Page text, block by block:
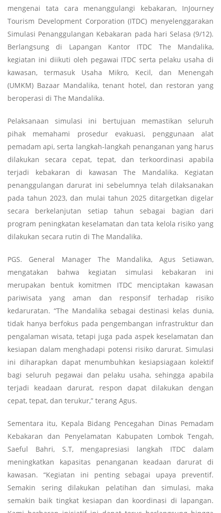
mengenai tata cara menanggulangi kebakaran, InJourney
Tourism Development Corporation (ITDC) menyelenggarakan
Simulasi Penanggulangan Kebakaran pada hari Selasa (9/12).
Berlangsung di Lapangan Kantor ITDC The Mandalika,
kegiatan ini diikuti oleh pegawai ITDC serta pelaku usaha di
kawasan, termasuk Usaha Mikro, Kecil, dan Menengah
(UMKM) Bazaar Mandalika, tenant hotel, dan restoran yang
beroperasi di The Mandalika.
Pelaksanaan simulasi ini bertujuan memastikan seluruh
pihak memahami prosedur evakuasi, penggunaan alat
pemadam api, serta langkah-langkah penanganan yang harus
dilakukan secara cepat, tepat, dan terkoordinasi apabila
terjadi kebakaran di kawasan The Mandalika. Kegiatan
penanggulangan darurat ini sebelumnya telah dilaksanakan
pada tahun 2023, dan mulai tahun 2025 ditargetkan digelar
secara berkelanjutan setiap tahun sebagai bagian dari
program peningkatan keselamatan dan tata kelola risiko yang
dilakukan secara rutin di The Mandalika.
PGS. General Manager The Mandalika, Agus Setiawan,
mengatakan bahwa kegiatan simulasi kebakaran ini
merupakan bentuk komitmen ITDC menciptakan kawasan
pariwisata yang aman dan responsif terhadap risiko
kedaruratan. “The Mandalika sebagai destinasi kelas dunia,
tidak hanya berfokus pada pengembangan infrastruktur dan
pengalaman wisata, tetapi juga pada aspek keselamatan dan
kesiapan dalam menghadapi potensi risiko darurat. Simulasi
ini diharapkan dapat menumbuhkan kesiapsiagaan kolektif
bagi seluruh pegawai dan pelaku usaha, sehingga apabila
terjadi keadaan darurat, respon dapat dilakukan dengan
cepat, tepat, dan terukur,” terang Agus.
Sementara itu, Kepala Bidang Pencegahan Dinas Pemadam
Kebakaran dan Penyelamatan Kabupaten Lombok Tengah,
Saeful Bahri, S.T, mengapresiasi langkah ITDC dalam
meningkatkan kapasitas penanganan keadaan darurat di
kawasan. “Kegiatan ini penting sebagai upaya preventif.
Semakin sering dilakukan pelatihan dan simulasi, maka
semakin baik tingkat kesiapan dan koordinasi di lapangan.